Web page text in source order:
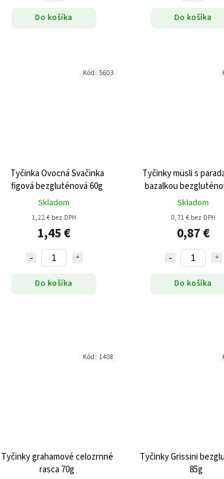
Do košíka Do košíka
Tyčinka Ovocná Svačinka
figová bezgluténová 60g
Skladom
1,22 € bez DPH
1,45 €
Do košíka
Kód: 5603
Tyčinky müsli s
bazalkou
Skladom
0,71 € bez DPH
0,87 €
Do košíka
Tyčinky grahamové celozrnné
rasca 70g
Kód: 1408
Tyčinky Grissini
85g